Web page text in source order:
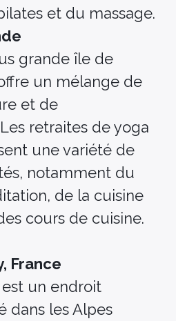
et du massage.
grande île de
un mélange de
et de
retraites de yoga
une variété de
notamment du
de la cuisine
cours de cuisine.
France
est un endroit
dans les Alpes